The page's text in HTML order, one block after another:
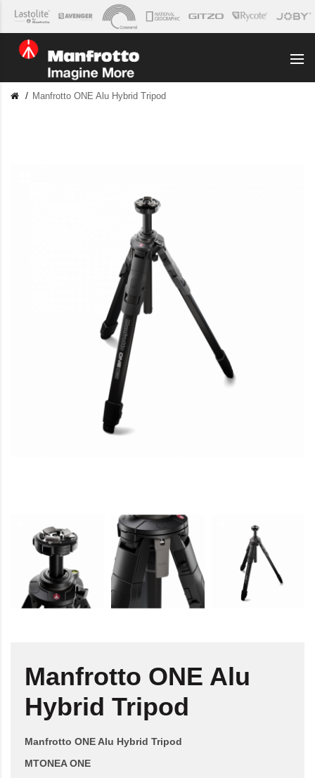
Manfrotto ONE Alu Hybrid Tripod
Manfrotto ONE Alu
Hybrid Tripod
Manfrotto ONE Alu Hybrid Tripod
MTONEA ONE